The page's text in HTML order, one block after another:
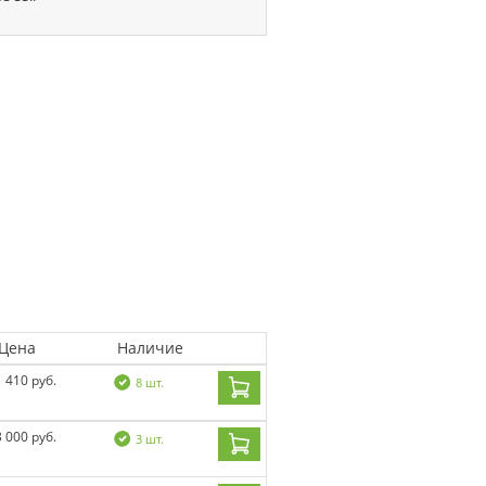
Наличие
410 руб. 8 шт.
000 руб. 3 шт.